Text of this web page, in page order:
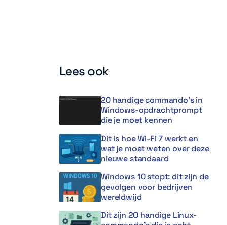
Lees ook
20 handige commando’s in
Windows-opdrachtprompt
die je moet kennen
Dit is hoe Wi-Fi 7 werkt en
wat je moet weten over deze
nieuwe standaard
Windows 10 stopt: dit zijn de
gevolgen voor bedrijven
wereldwijd
Dit zijn 20 handige Linux-